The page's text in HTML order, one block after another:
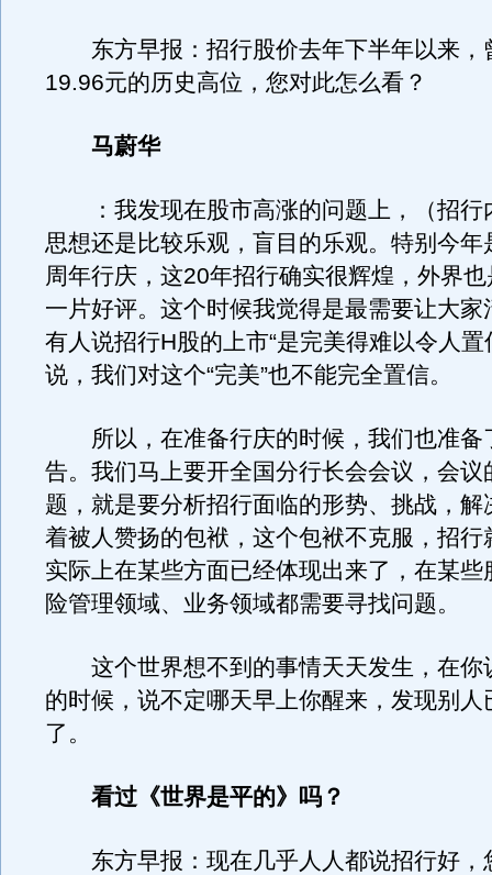
东方早报：招行股价去年下半年以来，
19.96元的历史高位，您对此怎么看？
马蔚华
：我发现在股市高涨的问题上，（招行
思想还是比较乐观，盲目的乐观。特别今年
周年行庆，这20年招行确实很辉煌，外界
一片好评。这个时候我觉得是最需要让大家
有人说招行H股的上市“是完美得难以令人置
说，我们对这个“完美”也不能完全置信。
所以，在准备行庆的时候，我们也准备
告。我们马上要开全国分行长会会议，会议
题，就是要分析招行面临的形势、挑战，解
着被人赞扬的包袱，这个包袱不克服，招行
实际上在某些方面已经体现出来了，在某些
险管理领域、业务领域都需要寻找问题。
这个世界想不到的事情天天发生，在你
的时候，说不定哪天早上你醒来，发现别人
了。
看过《世界是平的》吗？
东方早报：现在几乎人人都说招行好，